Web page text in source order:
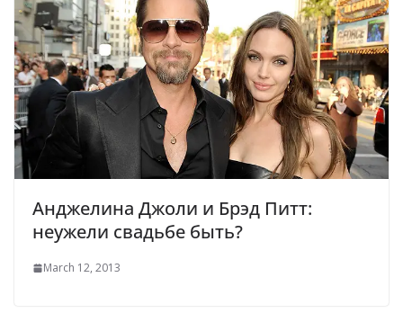
Анджелина Джоли и Брэд Питт:
неужели свадьбе быть?
March 12, 2013